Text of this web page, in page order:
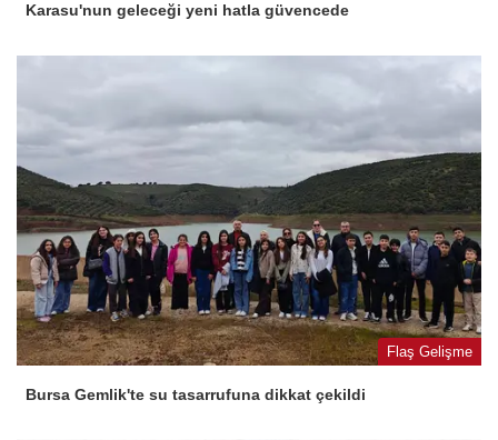
Karasu'nun geleceği yeni hatla güvencede
Flaş Gelişme
Bursa Gemlik'te su tasarrufuna dikkat çekildi